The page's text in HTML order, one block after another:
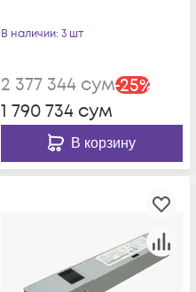
В наличии: 3 шт
2 377 344сум-25%
1 790 734сум
В корзину